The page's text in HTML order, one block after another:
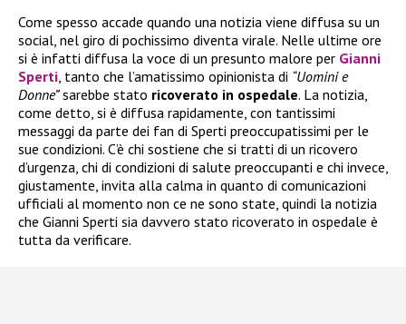
Come spesso accade quando una notizia viene diffusa su un
social, nel giro di pochissimo diventa virale. Nelle ultime ore
si è infatti diffusa la voce di un presunto malore per Gianni
Sperti, tanto che l’amatissimo opinionista di “Uomini e
Donne”sarebbe stato ricoverato in ospedale. La notizia,
come detto, si è diffusa rapidamente, con tantissimi
messaggi da parte dei fan di Sperti preoccupatissimi per le
sue condizioni. C’è chi sostiene che si tratti di un ricovero
d’urgenza, chi di condizioni di salute preoccupanti e chi invece,
giustamente, invita alla calma in quanto di comunicazioni
ufficiali al momento non ce ne sono state, quindi la notizia
che Gianni Sperti sia davvero stato ricoverato in ospedale è
tutta da verificare.